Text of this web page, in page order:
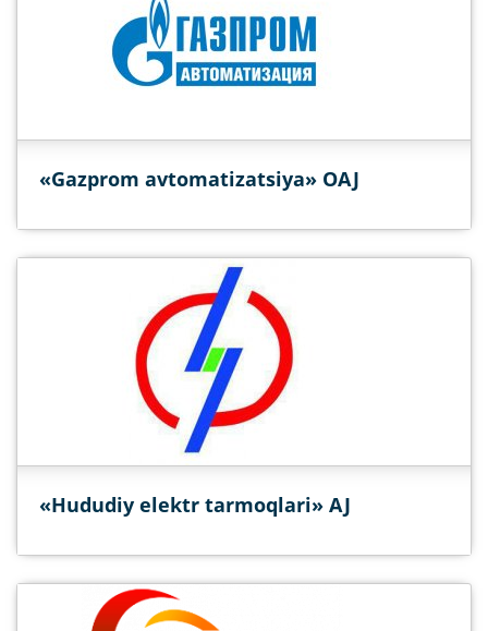
«Gazprom avtomatizatsiya» OAJ
«Hududiy elektr tarmoqlari» AJ